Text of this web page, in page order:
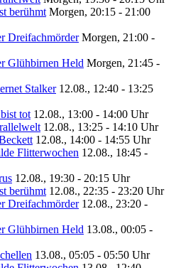
berühmt Morgen, 20:15 - 21:00
Dreifachmörder Morgen, 21:00 -
Glühbirnen Held Morgen, 21:45 -
Stalker 12.08., 12:40 - 13:25
tot 12.08., 13:00 - 14:00 Uhr
12.08., 13:25 - 14:10 Uhr
12.08., 14:00 - 14:55 Uhr
Flitterwochen 12.08., 18:45 -
12.08., 19:30 - 20:15 Uhr
berühmt 12.08., 22:35 - 23:20 Uhr
Dreifachmörder 12.08., 23:20 -
Glühbirnen Held 13.08., 00:05 -
13.08., 05:05 - 05:50 Uhr